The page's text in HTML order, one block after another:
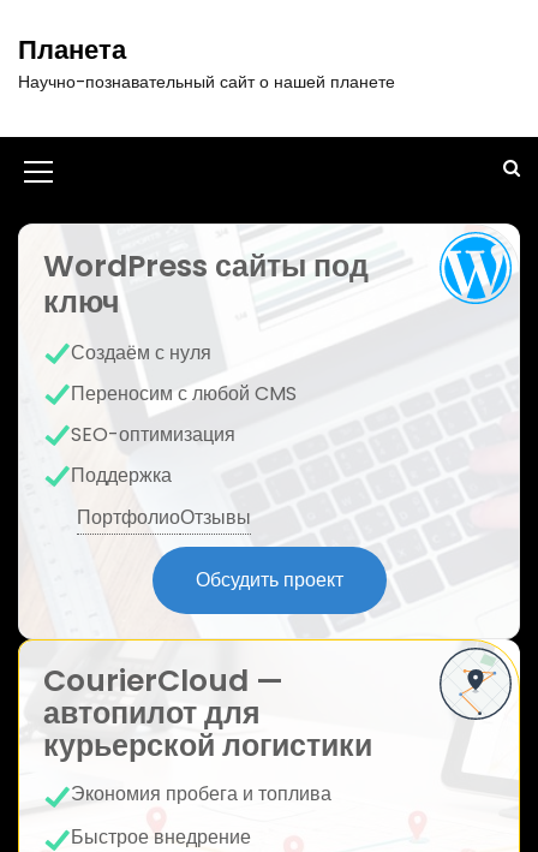
т
Планета
Научно-познавательный сайт о нашей планете
И
к
о
н
к
а
м
WordPress сайты под
ключ
Создаём с нуля
Переносим с любой CMS
SEO-оптимизация
Поддержка
ПортфолиоОтзывы
Обсудить проект
CourierCloud —
автопилот для
курьерской логистики
Экономия пробега и топлива
Быстрое внедрение